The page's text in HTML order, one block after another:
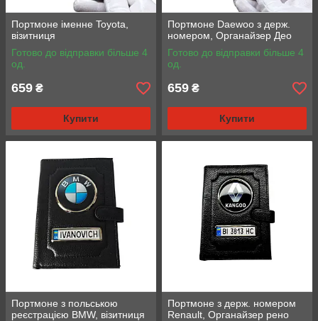
Портмоне іменне Toyota,
візитниця
Готово до відправки більше 4
од.
659 ₴
Купити
Портмоне Daewoo з держ.
номером, Органайзер Део
Готово до відправки більше 4
од.
659 ₴
Купити
Портмоне з польською
реєстрацією BMW, візитниця
Портмоне з держ. номером
Renault, Органайзер рено